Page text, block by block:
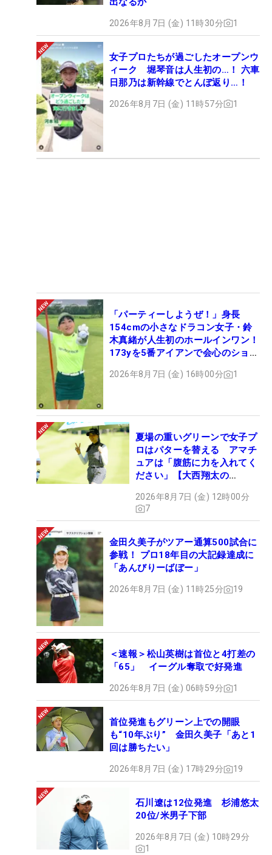
2026年8月7日 (金) 11時30分 1
女子プロたちが過ごしたオープンウ
ィーク 堀琴音は人生初の…！ 六車
日那乃は新幹線でとんぼ返り…！
2026年8月7日 (金) 11時57分 1
「パーティーしようぜ！」身長
154cmの小さなドラコン女子・鈴
木真緒が人生初のホールインワン！
173yを5番アイアンで会心のショッ
2026年8月7日 (金) 16時00分 1
夏場の重いグリーンで女子プ
ロはパターを替える アマチ
ュアは「腹筋に力を入れてく
ださい」【大西翔太の
2026年8月7日 (金) 12時00分
7
金田久美子がツアー通算500試合に
参戦！ プロ18年目の大記録達成に
「あんびりーばぼー」
2026年8月7日 (金) 11時25分 19
＜速報＞松山英樹は首位と4打差の
「65」 イーグル奪取で好発進
2026年8月7日 (金) 06時59分 1
首位発進もグリーン上での開眼
も“10年ぶり” 金田久美子「あと1
回は勝ちたい」
2026年8月7日 (金) 17時29分 19
石川遼は12位発進 杉浦悠太
20位/米男子下部
2026年8月7日 (金) 10時29分
1